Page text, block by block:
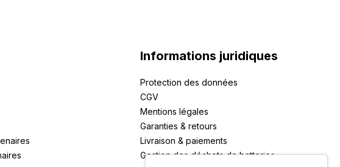
Informations juridiques
Protection des données
CGV
Mentions légales
Garanties & retours
Livraison & paiements
Gestion des déchets de batteries